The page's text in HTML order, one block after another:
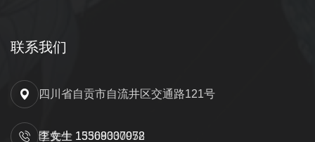
联系我们
四川省自贡市自流井区交通路121号
匡先生 15309000052
李女士 13568337978